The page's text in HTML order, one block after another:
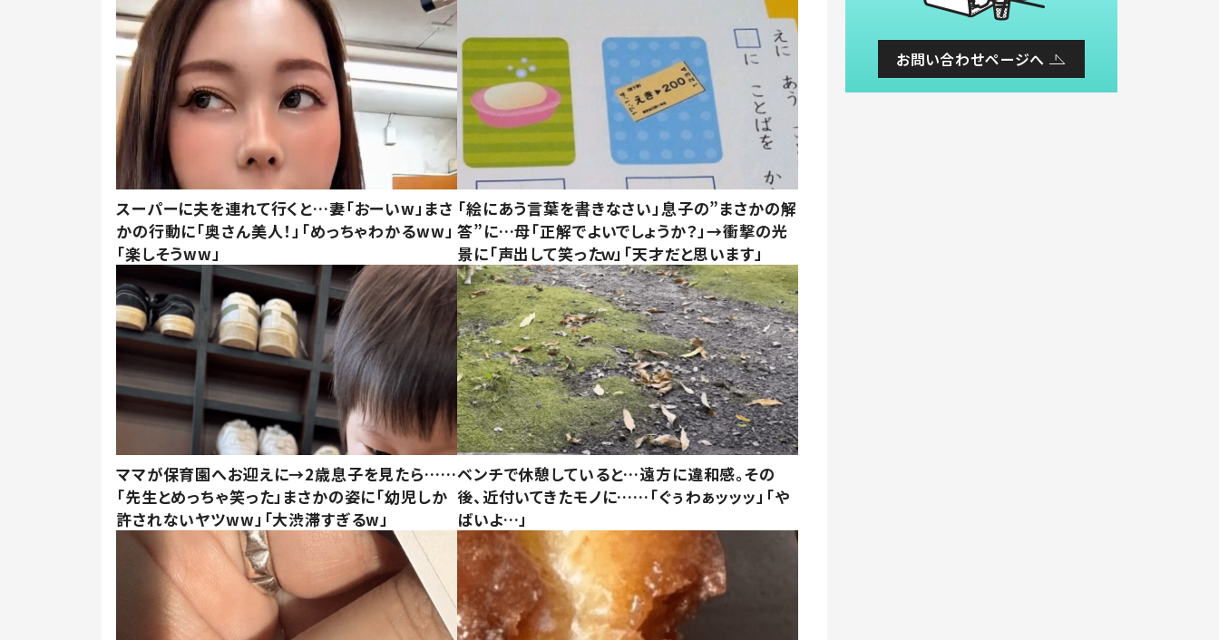
スーパーに夫を連れて行くと…妻「おーいw」まさ
かの行動に「奥さん美人！」「めっちゃわかるww」
「楽しそうww」
「絵にあう言葉を書きなさい」息子の”まさかの解
答”に…母「正解でよいでしょうか？」→衝撃の光
景に「声出して笑ったｗ」「天才だと思います」
ママが保育園へお迎えに→2歳息子を見たら……
「先生とめっちゃ笑った」まさかの姿に「幼児しか
許されないヤツww」「大渋滞すぎるw」
ベンチで休憩していると…遠方に違和感。その
後、近付いてきたモノに……「ぐぅわぁッッッ」「や
ばいよ…」
お問い合わせページへ